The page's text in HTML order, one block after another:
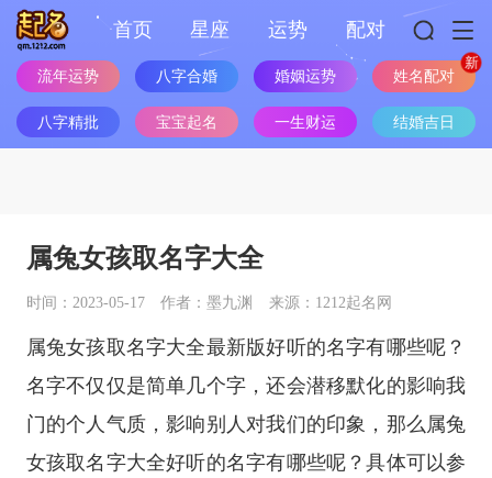
首页 星座 运势 配对
流年运势 八字合婚 婚姻运势 姓名配对
八字精批 宝宝起名 一生财运 结婚吉日
属兔女孩取名字大全
时间：2023-05-17 作者：墨九渊 来源：1212起名网
属兔女孩取名字大全最新版好听的名字有哪些呢？
名字不仅仅是简单几个字，还会潜移默化的影响我
门的个人气质，影响别人对我们的印象，那么属兔
女孩取名字大全好听的名字有哪些呢？具体可以参